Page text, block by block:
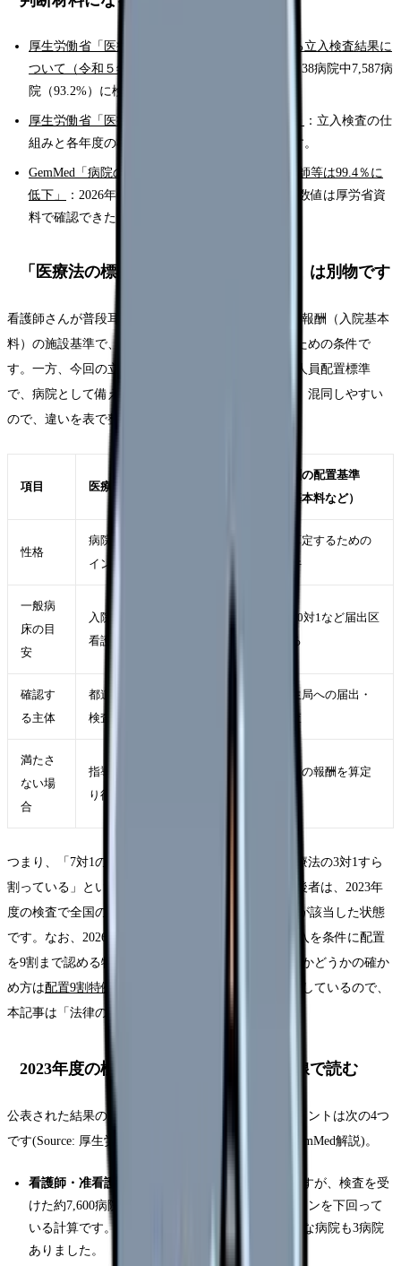
厚生労働省「医療法第25条に基づく病院に対する立入検査結果に
ついて（令和５年度）」
：2026年6月公表。全8,138病院中7,587病
院（93.2%）に検査を実施した結果です。
厚生労働省「医療法に基づく立入検査について」
：立入検査の仕
組みと各年度の検査要綱がまとまったページです。
GemMed「病院の医師配置適合率は97.9％、看護師等は99.4％に
低下」
：2026年6月12日の解説報道です（本文の数値は厚労省資
料で確認できたもののみ使用しています）。
「医療法の標準」と「診療報酬の基準」は別物です
看護師さんが普段耳にする「7対1」「10対1」は診療報酬（入院基本
料）の施設基準で、病院が届け出て報酬を受け取るための条件で
す。一方、今回の立入検査が見ているのは医療法の人員配置標準
で、病院として備えるべき法律上の最低ラインです。混同しやすい
ので、違いを表で整理します。
項目 医療法の配置標準
診療報酬の配置基準
（入院基本料など）
性格
病院運営の法律上の最低ラ
イン
報酬を算定するための
届出条件
一般病
床の目
安
入院患者3人に看護師・准
看護師1人（3対1）
7対1・10対1など届出区
分による
確認す
る主体
都道府県・保健所等の立入
検査
地方厚生局への届出・
適時調査
満たさ
ない場
合
指導・改善命令の対象にな
り得る
その区分の報酬を算定
つまり、「7対1の病棟がきつい」という話と、「医療法の3対1すら
割っている」という話は深刻さの次元が違います。後者は、2023年
度の検査で全国の0.6%（看護師・准看護師）の病院が該当した状態
です。なお、2026年6月からの診療報酬には、ICT導入を条件に配置
を9割まで認める特例も登場しています。特例の対象かどうかの確か
め方は配置9割特例を確かめる方法の記事
で別に整理しているので、
本記事は「法律の最低ライン」に絞ります。
2023年度の検査結果を看護師さんの目線で読む
公表された結果のうち、働く側の判断に関係するポイントは次の4つ
です(Source: 厚生労働省 令和5年度立入検査結果・GemMed解説)。
看護師・准看護師の適合率は99.4%
。高く見えますが、検査を受
けた約7,600病院のうち数十病院が法律の最低ラインを下回って
いる計算です。配置が標準の50%未満という深刻な病院も3病院
ありました。